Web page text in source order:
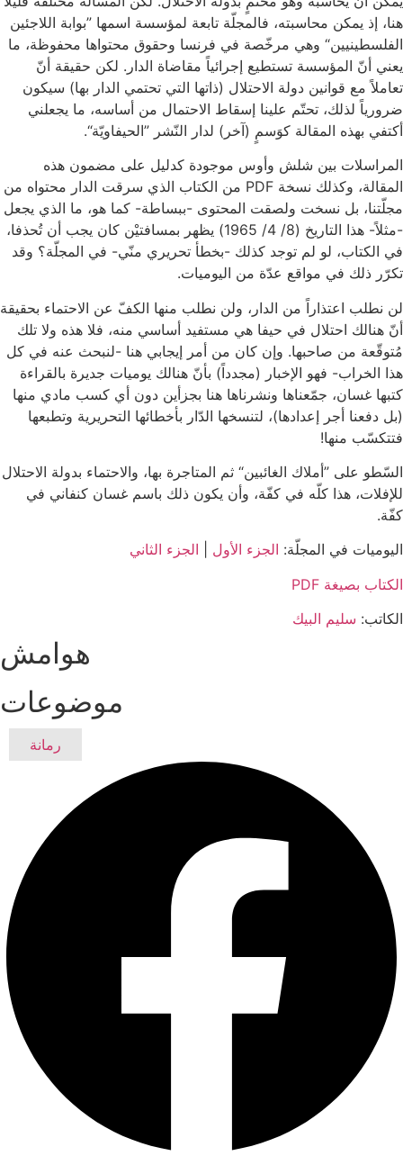
هنا، إذ يمكن محاسبته، فالمجلّة تابعة لمؤسسة اسمها ”بوابة اللاجئين
الفلسطينيين“ وهي مرخّصة في فرنسا وحقوق محتواها محفوظة، ما
يعني أنّ المؤسسة تستطيع إجرائياً مقاضاة الدار. لكن حقيقة أنّ
تعاملاً مع قوانين دولة الاحتلال (ذاتها التي تحتمي الدار بها) سيكون
ضرورياً لذلك، تحتّم علينا إسقاط الاحتمال من أساسه، ما يجعلني
أكتفي بهذه المقالة كوَسمٍ (آخر) لدار النّشر ”الحيفاويّة“.
المراسلات بين شلش وأوس موجودة كدليل على مضمون هذه
المقالة، وكذلك نسخة PDF من الكتاب الذي سرقت الدار محتواه من
مجلّتنا، بل نسخت ولصقت المحتوى -ببساطة- كما هو، ما الذي يجعل
-مثلاً- هذا التاريخ (8/ 4/ 1965) يظهر بمسافتيْن كان يجب أن تُحذفا،
في الكتاب، لو لم توجد كذلك -بخطأ تحريري منّي- في المجلّة؟ وقد
تكرّر ذلك في مواقع عدّة من اليوميات.
لن نطلب اعتذاراً من الدار، ولن نطلب منها الكفّ عن الاحتماء بحقيقة
أنّ هنالك احتلال في حيفا هي مستفيد أساسي منه، فلا هذه ولا تلك
مُتوقّعة من صاحبها. وإن كان من أمر إيجابي هنا -لنبحث عنه في كل
هذا الخراب- فهو الإخبار (مجدداً) بأنّ هنالك يوميات جديرة بالقراءة
كتبها غسان، جمّعناها ونشرناها هنا بجزأين دون أي كسب مادي منها
(بل دفعنا أجر إعدادها)، لتنسخها الدّار بأخطائها التحريرية وتطبعها
فتتكسّب منها!
السّطو على ”أملاك الغائبين“ ثم المتاجرة بها، والاحتماء بدولة الاحتلال
للإفلات، هذا كلّه في كفّة، وأن يكون ذلك باسم غسان كنفاني في
كفّة.
اليوميات في المجلّة: الجزء الأول
الجزء الثاني
الكتاب بصيغة PDF
الكاتب: سليم البيك
هوامش
موضوعات
رمانة